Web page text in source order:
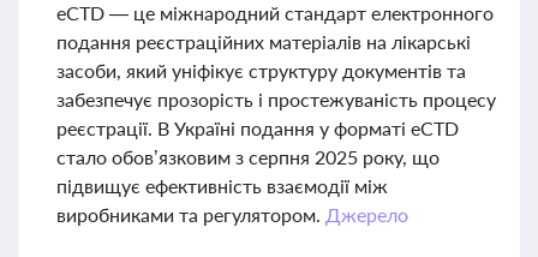
eCTD — це міжнародний стандарт електронного
подання реєстраційних матеріалів на лікарські
засоби, який уніфікує структуру документів та
забезпечує прозорість і простежуваність процесу
реєстрації. В Україні подання у форматі eCTD
стало обов’язковим з серпня 2025 року, що
підвищує ефективність взаємодії між
виробниками та регулятором. Джерело